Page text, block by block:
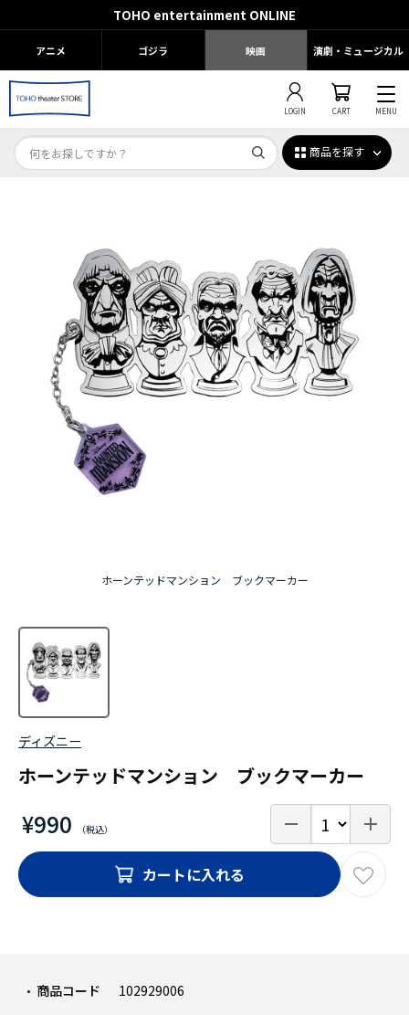
TOHO entertainment ONLINE
アニメ ゴジラ 映画 演劇・ミュージカル
LOGIN CART MENU
商品を探す
ホーンテッドマンション ブックマーカー
ディズニー
ホーンテッドマンション ブックマーカー
¥990
商品コード 102929006
カートに入れる